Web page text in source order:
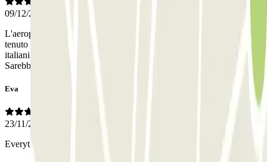
09/12/2025
L'aeroporto di Nizza è l'aeroporto più vicino al confine italiano e
tenuto conto che l'aeroporto di Genova ha poche destinazioni , molti
italiani della Liguria di ponente preferiscono utilizzare Nizza.
Sarebbe utile che il personale parlasse italiano.
Eva
23/11/2025
Everything was good.